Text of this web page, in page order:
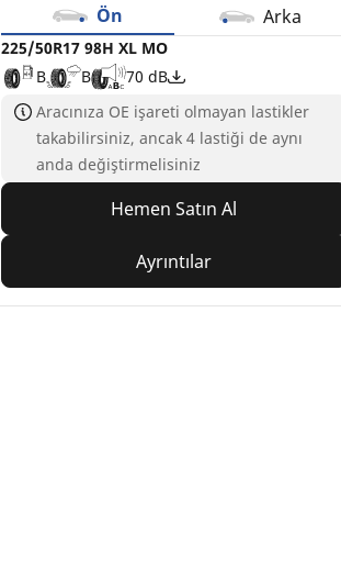
Ön Arka
225/50R17 98H XL MO
B
B 70 dB
Aracınıza OE işareti olmayan lastikler
takabilirsiniz, ancak 4 lastiği de aynı
anda değiştirmelisiniz
Hemen Satın Al
Ayrıntılar